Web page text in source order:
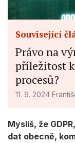
Související
Právo na
příležitost
procesů?
11. 9. 2024
Myslíš, že
dat obecně,
Use profiles to
Measure
Measure
Understand
or
sources
Use limited